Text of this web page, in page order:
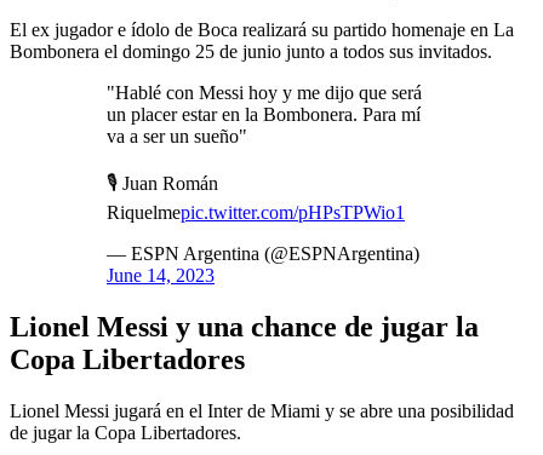
El ex jugador e ídolo de Boca realizará su partido homenaje en La
Bombonera el domingo 25 de junio junto a todos sus invitados.
"Hablé con Messi hoy y me dijo que será
un placer estar en la Bombonera. Para mí
va a ser un sueño"
🎙️ Juan Román
Riquelmepic.twitter.com/pHPsTPWio1
— ESPN Argentina (@ESPNArgentina)
June 14, 2023
Lionel Messi y una chance de jugar la
Copa Libertadores
Lionel Messi jugará en el Inter de Miami y se abre una posibilidad
de jugar la Copa Libertadores.